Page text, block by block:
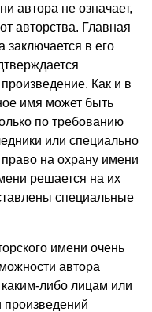
автора не означает,
авторства. Главная
заключается в его
Как и в
имя может быть
по требованию
или специально
на охрану имени
решается на их
специальные
имени очень
автора
либо лицам или
произведений